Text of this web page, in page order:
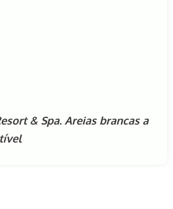
& Spa. Areias brancas a